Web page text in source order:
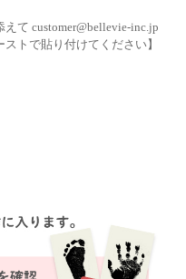
えて customer@bellevie-inc.jp
ストで貼り付けてください】